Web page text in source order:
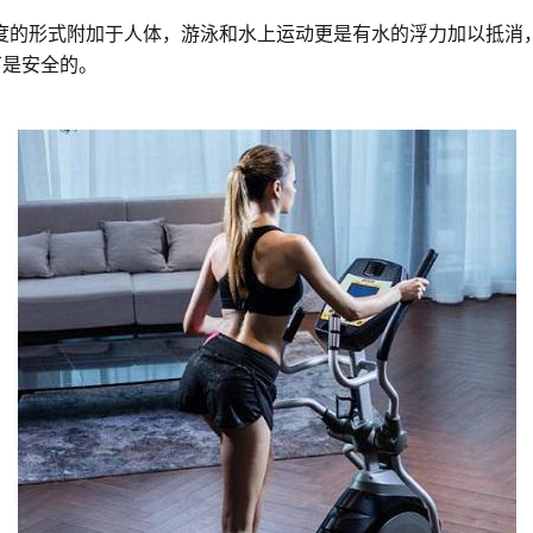
形式附加于人体，游泳和水上运动更是有水的浮力加以抵消
安全的。